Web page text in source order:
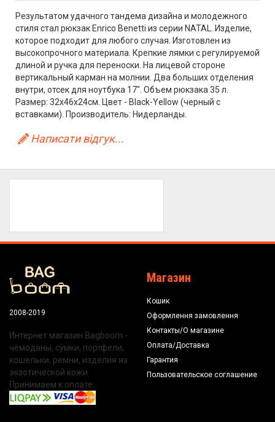
Результатом удачного тандема дизайна и молодежного
стиля стал рюкзак Enrico Benetti из серии NATAL. Изделие,
которое подходит для любого случая. Изготовлен из
высокопрочного материала. Крепкие лямки с регулируемой
длиной и ручка для переноски. На лицевой стороне
вертикальный карман на молнии. Два больших отделения
внутри, отсек для ноутбука 17". Объем рюкзака 35 л.
Размер: 32x46x24см. Цвет - Black-Yellow (черный с
вставками). Производитель: Нидерланды.
Написати відгук...
2008-2019
Интернет магазин Bagboom -
чемоданы, сумки, портфели,
кошельки, ремни, изделия из
экзотической кожи.
Принимаем к оплате:
Магазин
Кошик
Оформлення замовлення
Контакты/О магазине
Оплата/Доставка
Гарантия
Пользовательское соглашение